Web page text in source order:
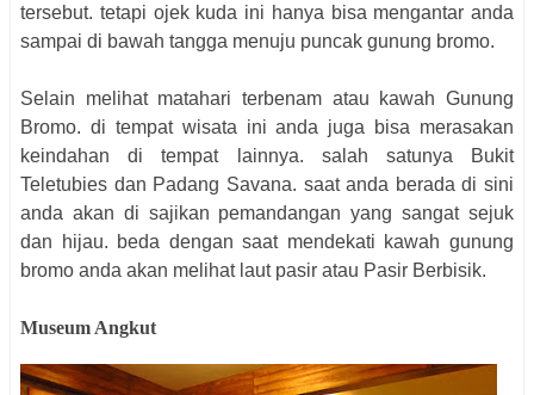
tersebut. tetapi ojek kuda ini hanya bisa mengantar anda
sampai di bawah tangga menuju puncak gunung bromo.
Selain melihat matahari terbenam atau kawah Gunung
Bromo. di tempat wisata ini anda juga bisa merasakan
keindahan di tempat lainnya. salah satunya Bukit
Teletubies dan Padang Savana. saat anda berada di sini
anda akan di sajikan pemandangan yang sangat sejuk
dan hijau. beda dengan saat mendekati kawah gunung
bromo anda akan melihat laut pasir atau Pasir Berbisik.
Museum Angkut